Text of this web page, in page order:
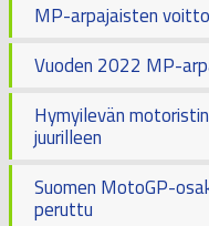
MP-arpajaisten
Vuoden 2022 MP-
Hymyilevän
juurilleen
Suomen MotoGP-
peruttu